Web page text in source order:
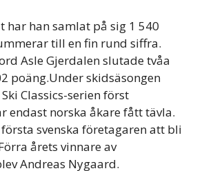
har han samlat på sig 1 540
till en fin rund siffra.
Asle Gjerdalen slutade tvåa
poäng.Under skidsäsongen
Classics-serien först
endast norska åkare fått tävla.
svenska företagaren att bli
årets vinnare av
Andreas Nygaard.